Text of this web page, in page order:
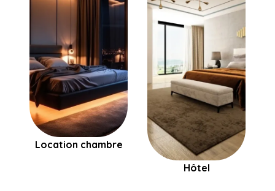
Location chambre
Hôtel